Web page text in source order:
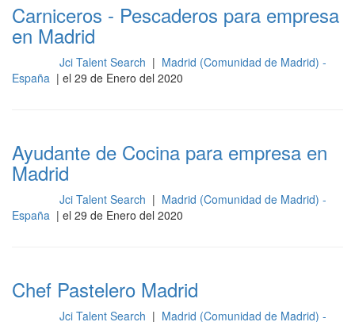
Carniceros - Pescaderos para empresa
en Madrid
Jci Talent Search | Madrid (Comunidad de Madrid) -
España | el 29 de Enero del 2020
Ayudante de Cocina para empresa en
Madrid
Jci Talent Search | Madrid (Comunidad de Madrid) -
España | el 29 de Enero del 2020
Chef Pastelero Madrid
Jci Talent Search | Madrid (Comunidad de Madrid) -